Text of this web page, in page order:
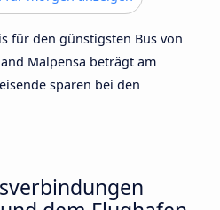
für den günstigsten Bus von
Malpensa beträgt am
sparen bei den